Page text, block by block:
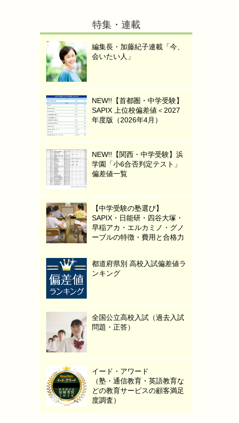
特集・連載
編集長・加藤紀子連載「今、
会いたい人」
NEW!!【首都圏・中学受験】
SAPIX 上位校偏差値＜2027
年度版（2026年4月）
NEW!!【関西・中学受験】浜
学園「小6合否判定テスト」
偏差値一覧
【中学受験の塾選び】
SAPIX・日能研・四谷大塚・
早稲アカ・エルカミノ・グノ
ーブルの特徴・費用と合格力
都道府県別 高校入試偏差値ラ
ンキング
全国公立高校入試（過去入試
問題・正答）
イード・アワード
（塾・通信教育・英語教育な
どの教育サービスの顧客満足
度調査）